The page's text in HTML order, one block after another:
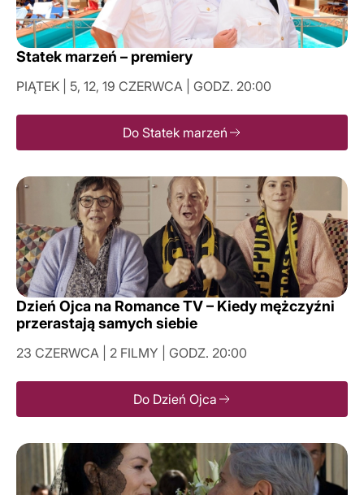
Statek marzeń – premiery
PIĄTEK | 5, 12, 19 CZERWCA | GODZ. 20:00
Do Statek marzeń
Dzień Ojca na Romance TV – Kiedy mężczyźni
przerastają samych siebie
23 CZERWCA | 2 FILMY | GODZ. 20:00
Do Dzień Ojca